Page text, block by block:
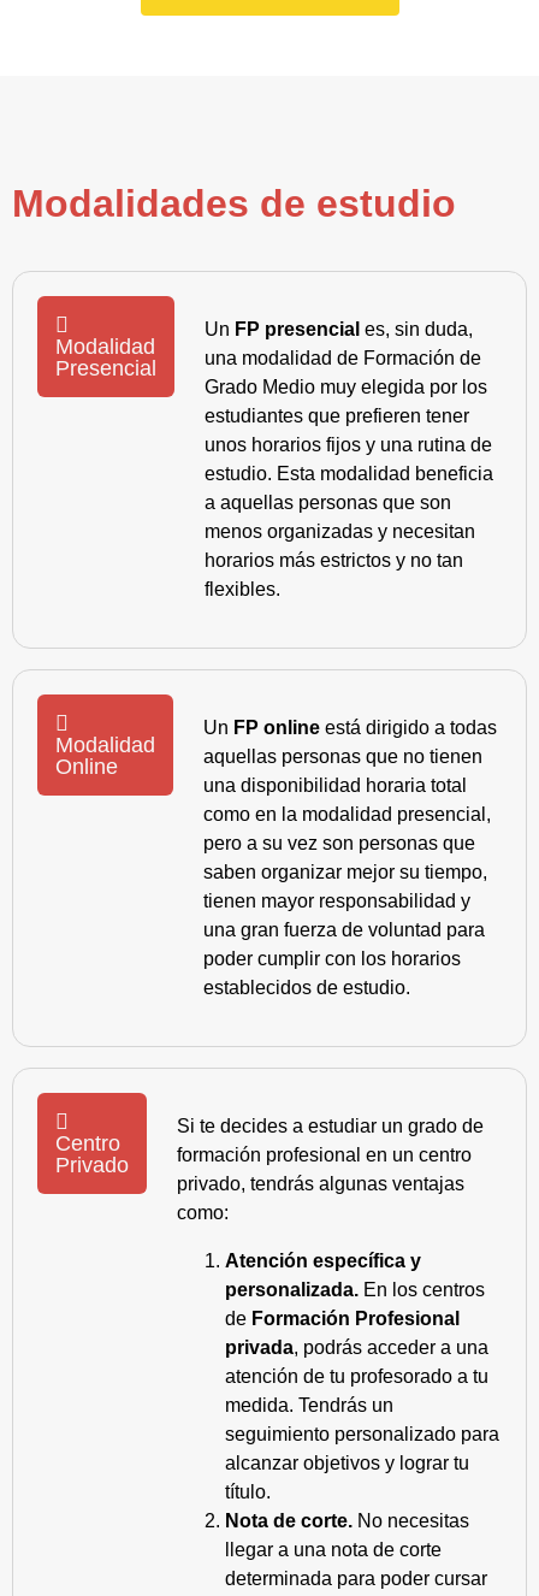
Modalidades de estudio
Modalidad
Presencial
Un FP presencial es, sin duda,
una modalidad de Formación de
Grado Medio muy elegida por los
estudiantes que prefieren tener
unos horarios fijos y una rutina de
estudio. Esta modalidad beneficia
a aquellas personas que son
menos organizadas y necesitan
horarios más estrictos y no tan
flexibles.
Modalidad
Online
Un FP online está dirigido a todas
aquellas personas que no tienen
una disponibilidad horaria total
como en la modalidad presencial,
pero a su vez son personas que
saben organizar mejor su tiempo,
tienen mayor responsabilidad y
una gran fuerza de voluntad para
poder cumplir con los horarios
establecidos de estudio.
Centro
Privado
Si te decides a estudiar un grado de
formación profesional en un centro
privado, tendrás algunas ventajas
como:
Atención específica y
personalizada. En los centros
de Formación Profesional
privada, podrás acceder a una
atención de tu profesorado a tu
medida. Tendrás un
seguimiento personalizado para
alcanzar objetivos y lograr tu
título.
Nota de corte. No necesitas
llegar a una nota de corte
determinada para poder cursar